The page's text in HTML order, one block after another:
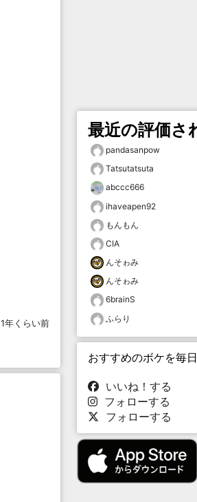
1年くらい前
最近の評価さ
pandasanpow
Tatsutatsuta
abccc666
ihaveapen92
もんもん
CIA
んそゎみ
んそゎみ
6brainS
ふらり
おすすめのボケを毎
いいね！する
フォローする
フォローする